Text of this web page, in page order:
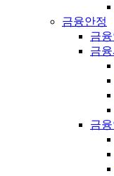
금융안정
금
금
금